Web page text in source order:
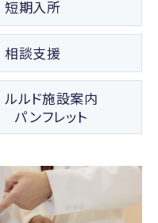
短期入所
相談支援
ルルド施設案内
パンフレット